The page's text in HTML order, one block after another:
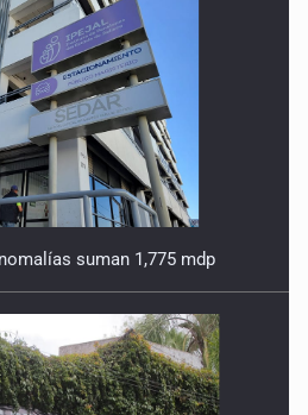
suman 1,775 mdp